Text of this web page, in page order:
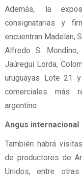
Además, la
consignatarias y
encuentran Madelan,
Alfredo S. Mondino,
Jaúregui Lorda,
uruguayas Lote 21
comerciales más
argentino.
Angus internacional
También habrá
de productores de
Unidos, entre